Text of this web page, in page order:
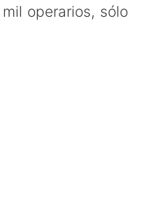
operarios, sólo